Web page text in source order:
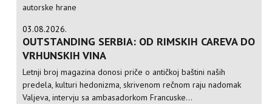
autorske hrane
03.08.2026.
OUTSTANDING SERBIA: OD RIMSKIH CAREVA DO
VRHUNSKIH VINA
Letnji broj magazina donosi priče o antičkoj baštini naših
predela, kulturi hedonizma, skrivenom rečnom raju nadomak
Valjeva, intervju sa ambasadorkom Francuske...